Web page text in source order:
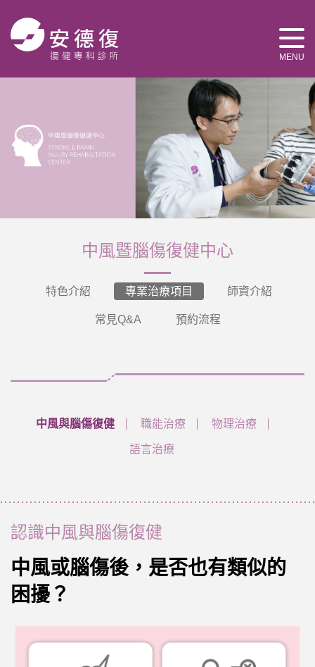
MENU
中風暨腦傷復健中心
特色介紹 專業治療項目 師資介紹
常見Q&A 預約流程
中風與腦傷復健 職能治療 物理治療
語言治療
認識中風與腦傷復健
中風或腦傷後，是否也有類似的
困擾？